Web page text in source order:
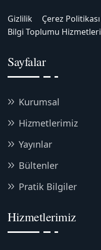
Gizlilik Çerez Politikası
Bilgi Toplumu Hizmetleri
Sayfalar
Kurumsal
Hizmetlerimiz
Yayınlar
Bültenler
Pratik Bilgiler
Hizmetlerimiz